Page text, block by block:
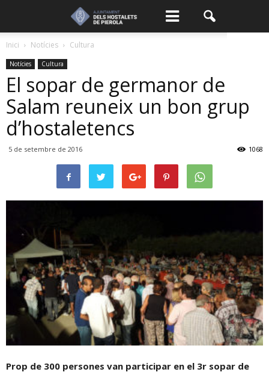
Inici Notícies Cultura
Notícies Cultura
El sopar de germanor de
Salam reuneix un bon grup
d’hostaletencs
5 de setembre de 2016 1068
Prop de 300 persones van participar en el 3r sopar de